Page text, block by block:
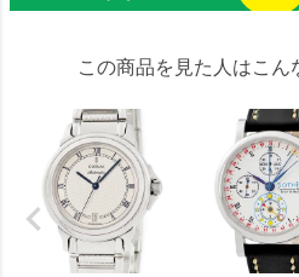
この商品を見た人はこん